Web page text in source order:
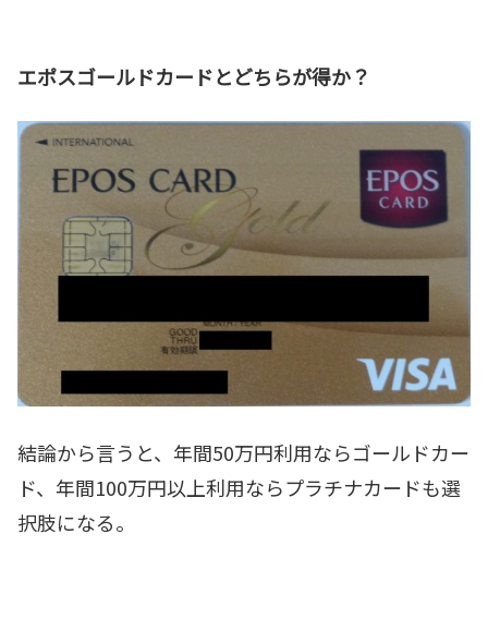
エポスゴールドカードとどちらが得か？
結論から言うと、年間50万円利用ならゴールドカー
ド、年間100万円以上利用ならプラチナカードも選
択肢になる。